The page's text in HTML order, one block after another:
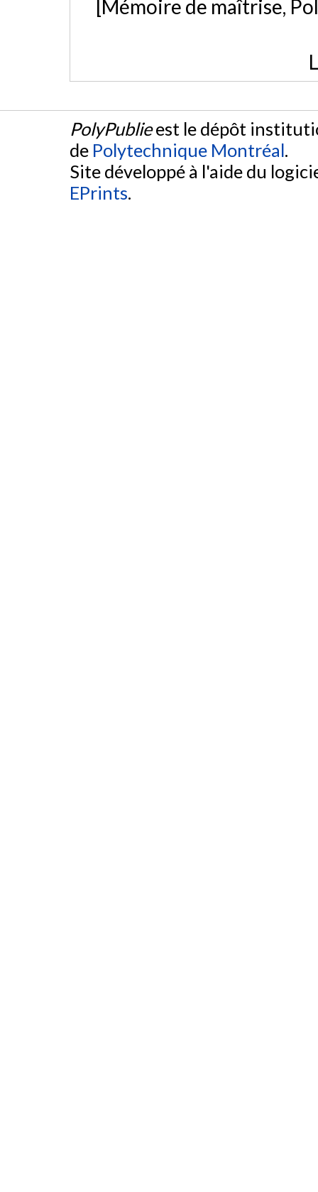
[Mémoire de maîtrise,
PolyPublieest le dépôt
de Polytechnique Montréal.
Site développé à l'aide du
EPrints.